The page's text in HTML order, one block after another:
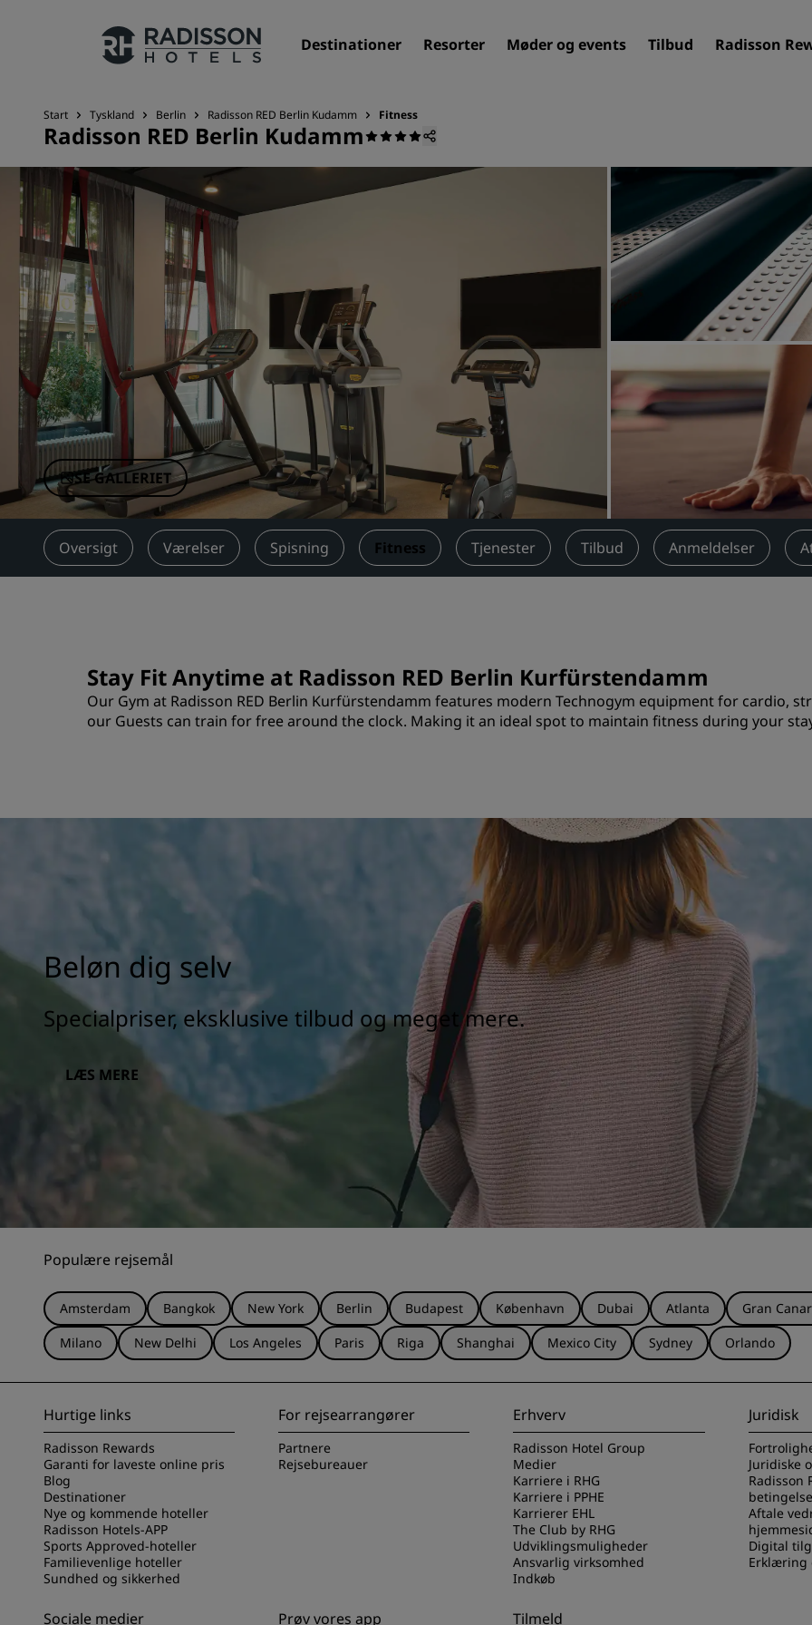
Destinationer Resorter Møder og events Tilbud Radisson
Vores brands
Radisson Hotels-brands
Tilknyttede brands i Kina
Resorter
Servicerede lejligheder
Lufthavnshoteller
Nye og kommende hoteller
Møder og arrangementer
Opdag Radisson Meetings
Book et mødelokale
Anmod om et tilbud
Destinationer til events
Brancheløsninger
Søg flyafgange
Søg flyafgange
Digitale tjenester
Start Tyskland Berlin Radisson RED Berlin Kudamm Fitness
Radisson RED Berlin Kudamm
SE GALLERIET
Oversigt Værelser Spisning Fitness Tjenester Tilbud Anmeldelser
Stay Fit Anytime at Radisson RED Berlin Kurfürstendamm
Our Gym at Radisson RED Berlin Kurfürstendamm features modern Technogym equipment for cardio,
our Guests can train for free around the clock. Making it an ideal spot to maintain fitness during your
Beløn dig selv
Specialpriser, eksklusive tilbud og meget mere.
LÆS MERE
Populære rejsemål
Amsterdam Bangkok New York Berlin Budapest København Dubai Atlanta Gran
Milano
New Delhi Los Angeles Paris Riga Shanghai Mexico City Sydney Orlando
Hurtige links
Radisson Rewards
Garanti for laveste online pris
Blog
Destinationer
Nye og kommende hoteller
Radisson Hotels-APP
Sports Approved-hoteller
Familievenlige hoteller
Sundhed og sikkerhed
For rejsearrangører
Partnere
Rejsebureauer
Erhverv
Radisson Hotel Group
Medier
Karriere i RHG
Karriere i PPHE
Karrierer EHL
The Club by RHG
Udviklingsmuligheder
Ansvarlig virksomhed
Indkøb
Juridisk
Juridiske
Radisson
Aftale
Digital
Erklæring
Sociale medier Prøv vores app Tilmeld